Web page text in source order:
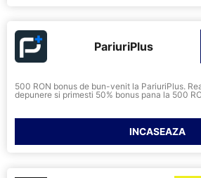
PariuriPlus
500 RON bonus de bun-venit la PariuriPlus.
depunere si primesti 50% bonus pana la 500
INCASEAZA